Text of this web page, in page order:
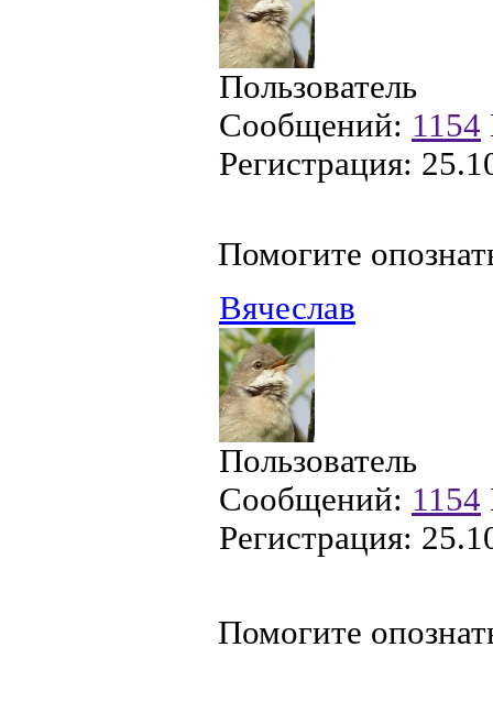
Пользователь
Сообщений: 1154
Регистрация:
Помогите
Вячеслав
Пользователь
Сообщений: 1154
Регистрация:
Помогите